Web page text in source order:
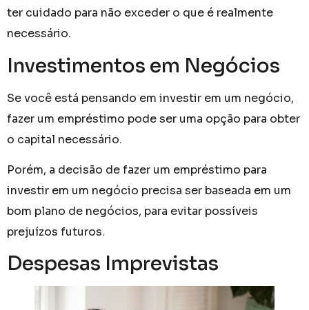
ter cuidado para não exceder o que é realmente
necessário.
Investimentos em Negócios
Se você está pensando em investir em um negócio,
fazer um empréstimo pode ser uma opção para obter
o capital necessário.
Porém, a decisão de fazer um empréstimo para
investir em um negócio precisa ser baseada em um
bom plano de negócios, para evitar possíveis
prejuízos futuros.
Despesas Imprevistas